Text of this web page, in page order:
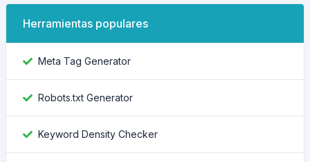
Herramientas populares
Meta Tag Generator
Robots.txt Generator
Keyword Density Checker